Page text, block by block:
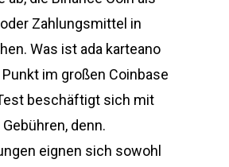
Zahlungsmittel in
Was ist ada karteano
im großen Coinbase
beschäftigt sich mit
denn.
eignen sich sowohl